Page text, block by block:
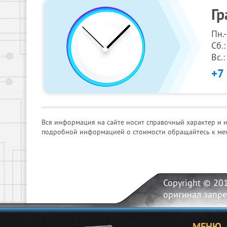
Вся информация на сайте носит справочный характер и
подробной информацией о стоимости обращайтесь к
Copyright ©
оригинал